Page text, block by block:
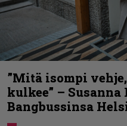
”Mitä isompi
kulkee” –
Bangbussinsa